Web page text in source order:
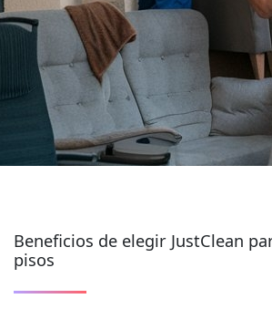
Beneficios de elegir JustClean
pisos